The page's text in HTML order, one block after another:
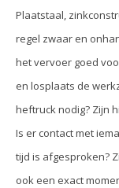
Plaatstaal,
regel zwaar en
het vervoer goed
en losplaats de
heftruck nodig? Zijn
Is er contact met
tijd is afgesproken?
ook een exact